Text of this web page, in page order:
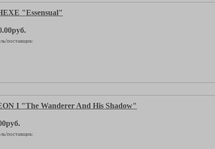
"Essensual"
поставщик:
I "The Wanderer And His Shadow"
поставщик: